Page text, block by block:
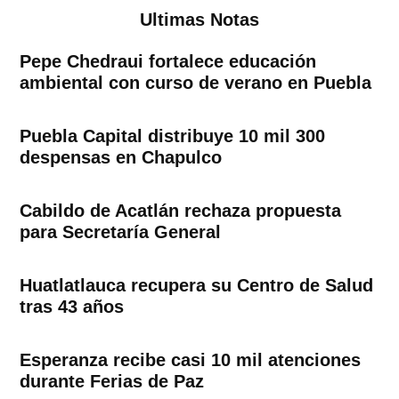
Ultimas Notas
Pepe Chedraui fortalece educación
ambiental con curso de verano en Puebla
Puebla Capital distribuye 10 mil 300
despensas en Chapulco
Cabildo de Acatlán rechaza propuesta
para Secretaría General
Huatlatlauca recupera su Centro de Salud
tras 43 años
Esperanza recibe casi 10 mil atenciones
durante Ferias de Paz